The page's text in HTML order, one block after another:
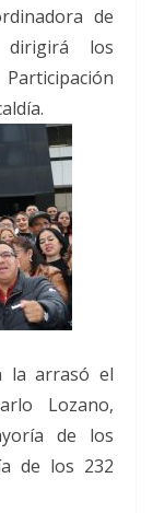
de
dirigirá los
la arrasó el
Lozano,
de los
de los 232